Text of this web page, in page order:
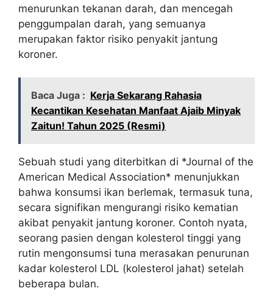
menurunkan tekanan darah, dan mencegah
penggumpalan darah, yang semuanya
merupakan faktor risiko penyakit jantung
koroner.
Baca Juga : Kerja Sekarang Rahasia
Kecantikan Kesehatan Manfaat Ajaib Minyak
Zaitun! Tahun 2025 (Resmi)
Sebuah studi yang diterbitkan di *Journal of the
American Medical Association* menunjukkan
bahwa konsumsi ikan berlemak, termasuk tuna,
secara signifikan mengurangi risiko kematian
akibat penyakit jantung koroner. Contoh nyata,
seorang pasien dengan kolesterol tinggi yang
rutin mengonsumsi tuna merasakan penurunan
kadar kolesterol LDL (kolesterol jahat) setelah
beberapa bulan.